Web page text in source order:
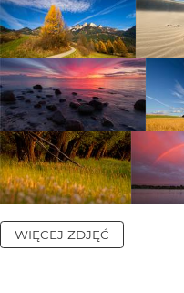
WIĘCEJ ZDJĘĆ